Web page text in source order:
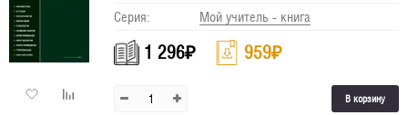
Серия: Мой учитель - книга
1 296₽ 959₽
В корзину